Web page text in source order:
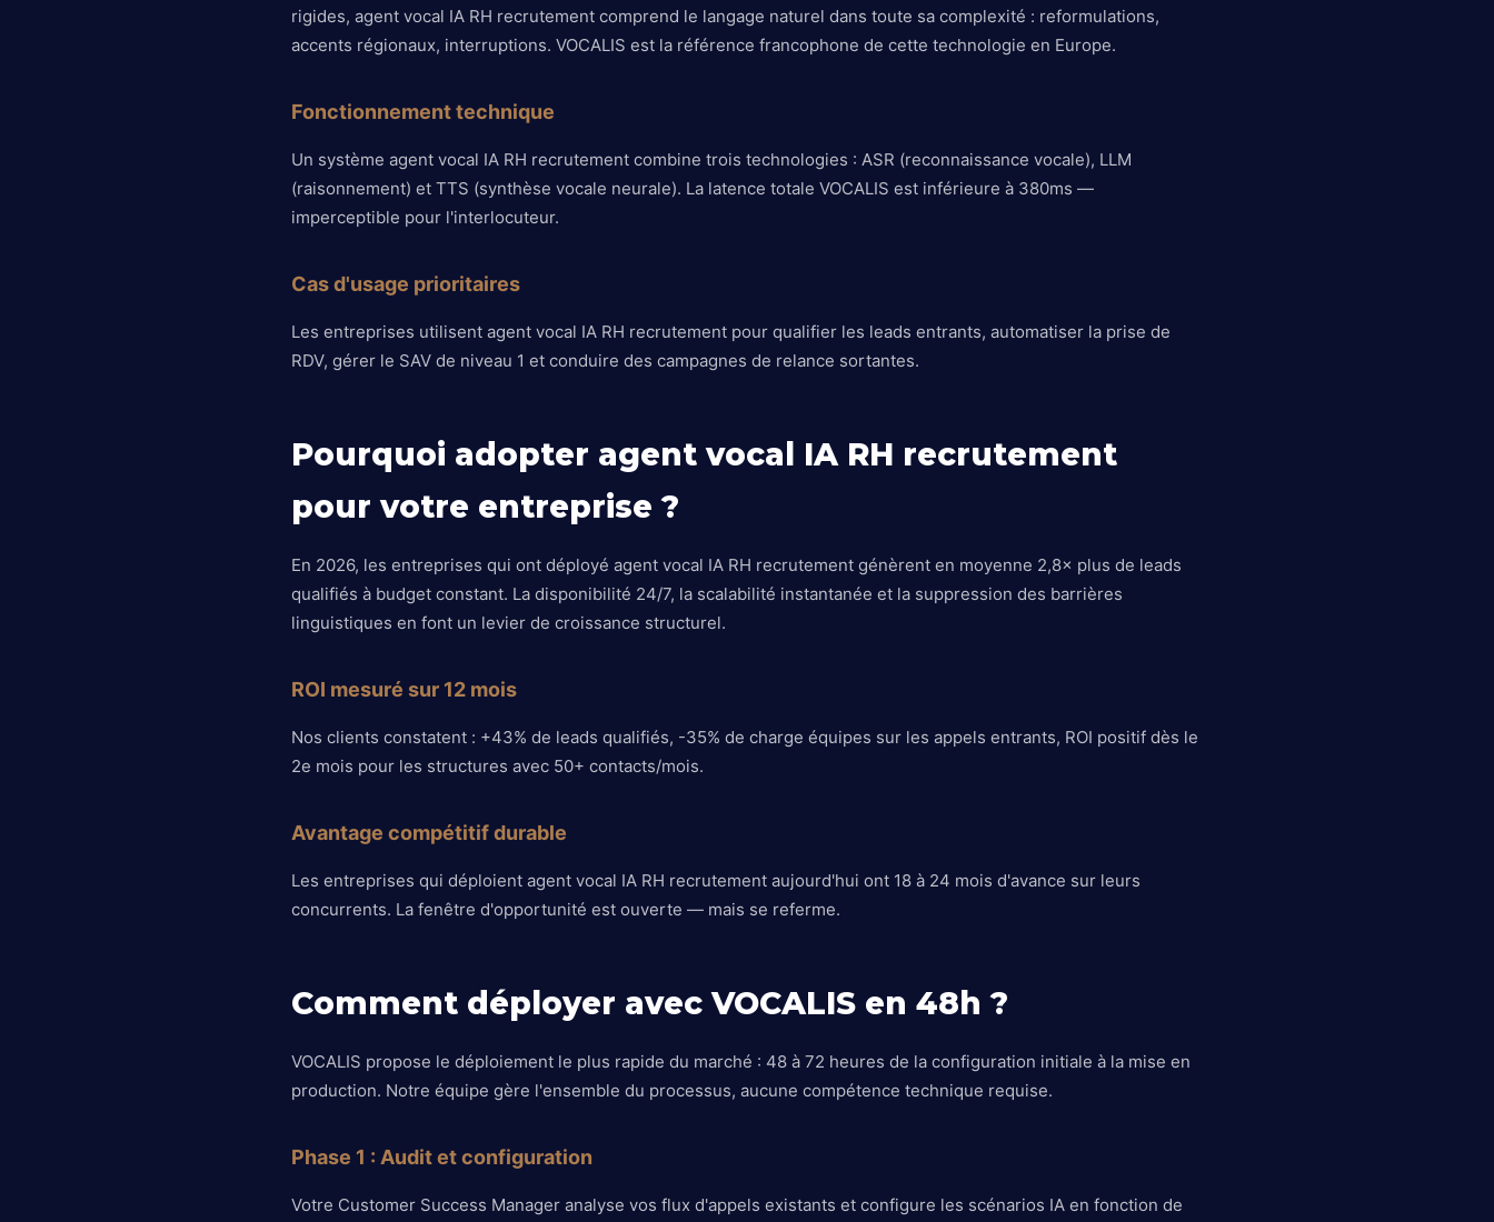
rigides, agent vocal IA RH recrutement comprend le langage naturel dans toute sa complexité : reformulations,
accents régionaux, interruptions. VOCALIS est la référence francophone de cette technologie en Europe.
Fonctionnement technique
Un système agent vocal IA RH recrutement combine trois technologies : ASR (reconnaissance vocale), LLM
(raisonnement) et TTS (synthèse vocale neurale). La latence totale VOCALIS est inférieure à 380ms —
imperceptible pour l'interlocuteur.
Cas d'usage prioritaires
Les entreprises utilisent agent vocal IA RH recrutement pour qualifier les leads entrants, automatiser la prise de
RDV, gérer le SAV de niveau 1 et conduire des campagnes de relance sortantes.
Pourquoi adopter agent vocal IA RH recrutement
pour votre entreprise ?
En 2026, les entreprises qui ont déployé agent vocal IA RH recrutement génèrent en moyenne 2,8× plus de leads
qualifiés à budget constant. La disponibilité 24/7, la scalabilité instantanée et la suppression des barrières
linguistiques en font un levier de croissance structurel.
ROI mesuré sur 12 mois
Nos clients constatent : +43% de leads qualifiés, -35% de charge équipes sur les appels entrants, ROI positif dès le
2e mois pour les structures avec 50+ contacts/mois.
Avantage compétitif durable
Les entreprises qui déploient agent vocal IA RH recrutement aujourd'hui ont 18 à 24 mois d'avance sur leurs
concurrents. La fenêtre d'opportunité est ouverte — mais se referme.
Comment déployer avec VOCALIS en 48h ?
VOCALIS propose le déploiement le plus rapide du marché : 48 à 72 heures de la configuration initiale à la mise en
production. Notre équipe gère l'ensemble du processus, aucune compétence technique requise.
Phase 1 : Audit et configuration
Votre Customer Success Manager analyse vos flux d'appels existants et configure les scénarios IA en fonction de